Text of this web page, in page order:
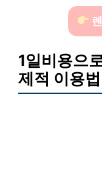
1일비용으
제적 이용법